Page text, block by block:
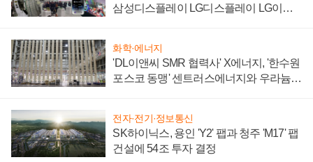
삼성디스플레이 LG디스플레이 LG이노
화학·에너지
'DL이앤씨 SMR 협력사' X에너지, '한수원
포스코 동맹' 센트러스에너지와 우라늄
전자·전기·정보통신
SK하이닉스, 용인 'Y2' 팹과 청주 'M17' 팹
건설에 54조 투자 결정